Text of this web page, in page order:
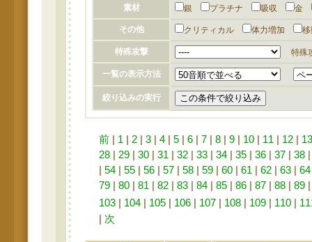
素材 銀 プラチナ 吸収 金
その他 クリティカル 体力増加
特殊攻撃 特殊
一覧の表示方法
絞り込みの実行
前 1 2 3 4 5 6 7 8 9 10 11 12
13
28
29 30 31 32 33 34 35 36 37 38
54 55 56 57 58 59 60 61 62 63 64
79
80 81 82 83 84 85 86 87 88 89
103
104 105 106 107 108 109 110
次